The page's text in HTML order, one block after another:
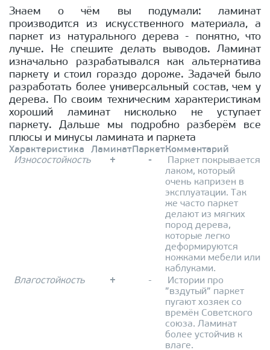
Знаем о чём вы подумали: ламинат
производится из искусственного материала, а
паркет из натурального дерева - понятно, что
лучше. Не спешите делать выводов. Ламинат
изначально разрабатывался как альтернатива
паркету и стоил гораздо дороже. Задачей было
разработать более универсальный состав, чем у
дерева. По своим техническим характеристикам
хороший ламинат нисколько не уступает
паркету. Дальше мы подробно разберём все
плюсы и минусы ламината и паркета
Характеристика ЛаминатПаркетКомментарий
Износостойкость
+ -
Паркет покрывается
лаком, который
очень капризен в
эксплуатации. Так
же часто паркет
делают из мягких
пород дерева,
которые легко
деформируются
ножками мебели или
каблуками.
Влагостойкость
+ -
Истории про
”вздутый” паркет
пугают хозяек со
времён Советского
союза. Ламинат
более устойчив к
влаге.